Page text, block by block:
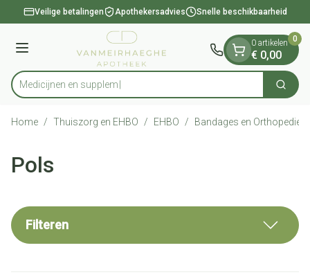
Ga naar de inhoud
1 van 1Veilige betalingen Apothekersadvies Snelle beschikbaarheid
Menu
Product, merk, categorie... Zoek
0 artikelen
€ 0,00
0
Home / Thuiszorg en EHBO / EHBO / Bandages en Orthopedie
Pols
Filteren